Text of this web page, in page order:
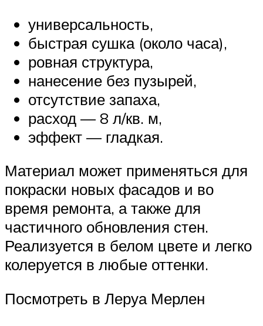
универсальность,
быстрая сушка (около часа),
ровная структура,
нанесение без пузырей,
отсутствие запаха,
расход — 8 л/кв. м,
эффект — гладкая.
Материал может применяться для
покраски новых фасадов и во
время ремонта, а также для
частичного обновления стен.
Реализуется в белом цвете и легко
колеруется в любые оттенки.
Посмотреть в Леруа Мерлен